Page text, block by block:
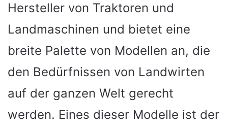
Hersteller von Traktoren und
Landmaschinen und bietet eine
breite Palette von Modellen an, die
den Bedürfnissen von Landwirten
auf der ganzen Welt gerecht
werden. Eines dieser Modelle ist der